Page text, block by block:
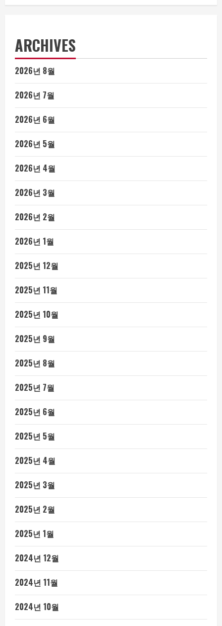
ARCHIVES
2026년 8월
2026년 7월
2026년 6월
2026년 5월
2026년 4월
2026년 3월
2026년 2월
2026년 1월
2025년 12월
2025년 11월
2025년 10월
2025년 9월
2025년 8월
2025년 7월
2025년 6월
2025년 5월
2025년 4월
2025년 3월
2025년 2월
2025년 1월
2024년 12월
2024년 11월
2024년 10월